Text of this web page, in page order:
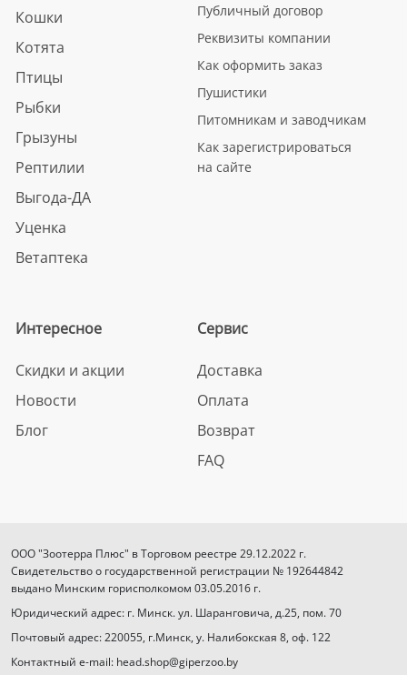
Кошки
Котята
Птицы
Рыбки
Грызуны
Рептилии
Выгода-ДА
Уценка
Ветаптека
Публичный договор
Реквизиты компании
Как оформить заказ
Пушистики
Питомникам и заводчикам
Как зарегистрироваться
на сайте
Интересное
Скидки и акции
Новости
Блог
Сервис
Доставка
Оплата
Возврат
FAQ
ООО "Зоотерра Плюс" в Торговом реестре 29.12.2022 г.
Свидетельство о государственной регистрации № 192644842
выдано Минским горисполкомом 03.05.2016 г.
Юридический адрес: г. Минск. ул. Шаранговича, д.25, пом. 70
Почтовый адрес: 220055, г.Минск, у. Налибокская 8, оф. 122
Контактный e-mail: head.shop@giperzoo.by